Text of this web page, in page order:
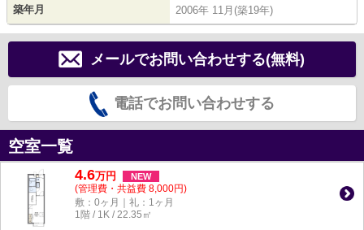
築年月 2006年 11月(築19年)
メールでお問い合わせする(無料)
電話でお問い合わせする
空室一覧
4.6万円 NEW
(管理費・共益費 8,000円)
敷：0ヶ月｜礼：1ヶ月
1階 / 1K / 22.35㎡